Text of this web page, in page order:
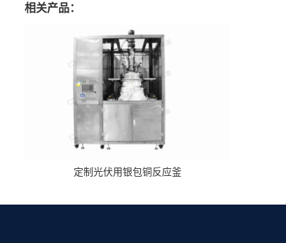
相关产品：
定制光伏用银包铜反应釜